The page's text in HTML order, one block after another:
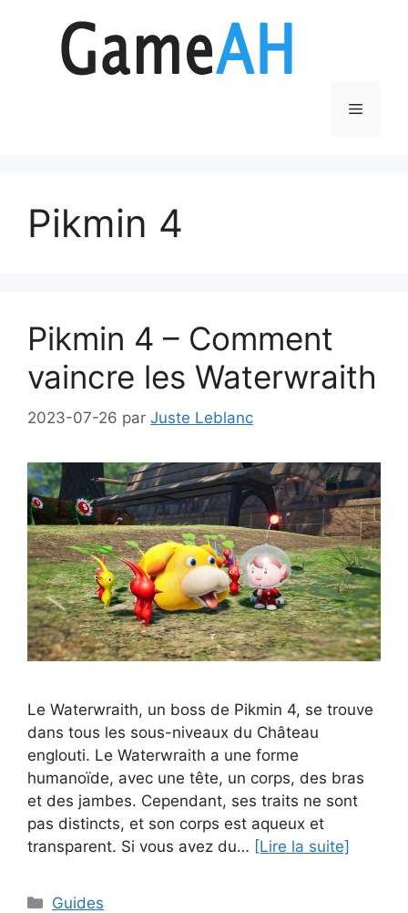
Menu
Pikmin 4
Pikmin 4 – Comment
vaincre les Waterwraith
2023-07-26 par Juste Leblanc
Le Waterwraith, un boss de Pikmin 4, se trouve
dans tous les sous-niveaux du Château
englouti. Le Waterwraith a une forme
humanoïde, avec une tête, un corps, des bras
et des jambes. Cependant, ses traits ne sont
pas distincts, et son corps est aqueux et
transparent. Si vous avez du… [Lire la suite]
Catégories
Guides